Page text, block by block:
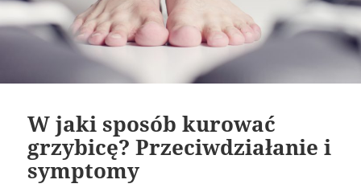
W jaki sposób kurować
grzybicę? Przeciwdziałanie i
symptomy